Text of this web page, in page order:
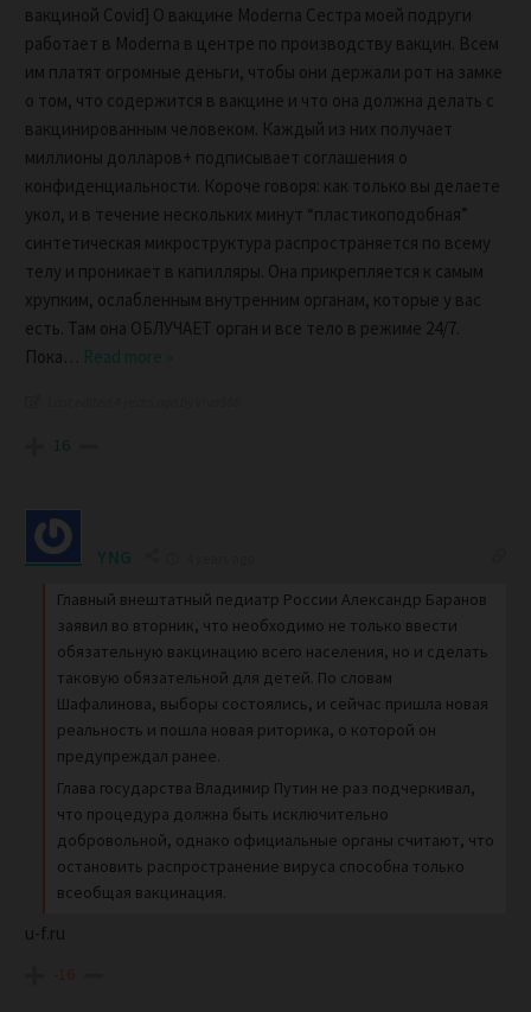
вакциной Covid] О вакцине Moderna Сестра моей подруги
работает в Moderna в центре по производству вакцин. Всем
им платят огромные деньги, чтобы они держали рот на замке
о том, что содержится в вакцине и что она должна делать с
вакцинированным человеком. Каждый из них получает
миллионы долларов+ подписывает соглашения о
конфиденциальности. Короче говоря: как только вы делаете
укол, и в течение нескольких минут “пластикоподобная”
синтетическая микроструктура распространяется по всему
телу и проникает в капилляры. Она прикрепляется к самым
хрупким, ослабленным внутренним органам, которые у вас
есть. Там она ОБЛУЧАЕТ орган и все тело в режиме 24/7.
Пока… Read more »
16
YNG
Главный внештатный педиатр России Александр Баранов
заявил во вторник, что необходимо не только ввести
обязательную вакцинацию всего населения, но и сделать
таковую обязательной для детей. По словам
Шафалинова, выборы состоялись, и сейчас пришла новая
реальность и пошла новая риторика, о которой он
предупреждал ранее.
Глава государства Владимир Путин не раз подчеркивал,
что процедура должна быть исключительно
добровольной, однако официальные органы считают, что
остановить распространение вируса способна только
всеобщая вакцинация.
u-f.ru